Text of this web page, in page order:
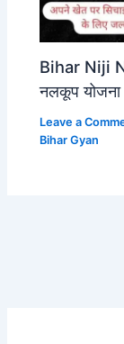
Bihar Niji
नलकूप
Leave a
Bihar Gyan